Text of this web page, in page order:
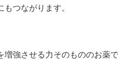
つながります。
増強させる力そのもののお薬